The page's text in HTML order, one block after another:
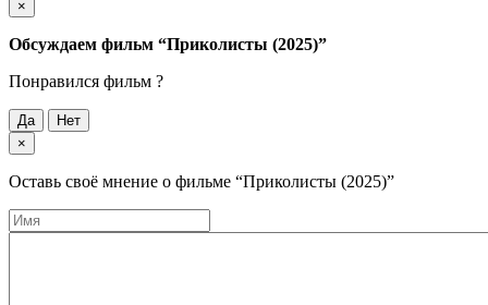
×
Обсуждаем фильм “Приколисты (2025)”
Понравился фильм ?
Да
Нет
×
Оставь своё мнение о фильме “Приколисты (2025)”